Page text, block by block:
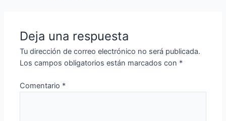
Deja una respuesta
Tu dirección de correo electrónico no será publicada.
Los campos obligatorios están marcados con *
Comentario *